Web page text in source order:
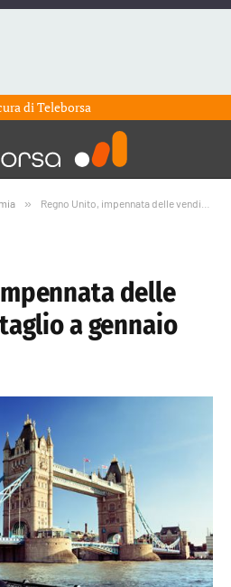
diTeleborsa
» Regno Unito, impennata delle vendite al dettaglio a gennaio
delle
a gennaio